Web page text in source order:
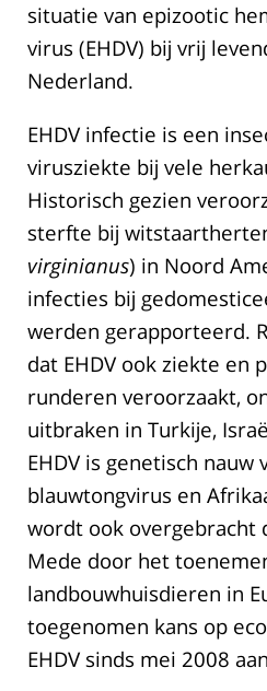
situatie van epizootic
virus (EHDV) bij vrij
Nederland.
EHDV infectie is een
virusziekte bij vele
Historisch gezien
sterfte bij
virginianus) in Noord
infecties bij
werden gerapporteerd.
dat EHDV ook ziekte en
runderen veroorzaakt,
uitbraken in Turkije,
EHDV is genetisch nauw
blauwtongvirus en
wordt ook overgebracht
Mede door het
landbouwhuisdieren in
toegenomen kans op
EHDV sinds mei 2008